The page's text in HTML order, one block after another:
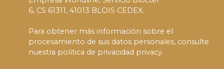
6, CS 61311, 41013 BLOIS CEDEX.
Para obtener más información sobre el
procesamiento de sus datos personales, consulte
nuestra política de privacidad privacy.